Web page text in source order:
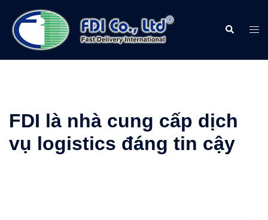
FDI là nhà cung cấp dịch
vụ logistics đáng tin cậy